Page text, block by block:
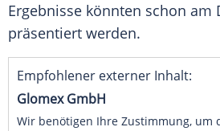
Ergebnisse könnten schon am
präsentiert werden.
Empfohlener externer Inhalt:
Glomex GmbH
Wir benötigen Ihre Zustimmung, um